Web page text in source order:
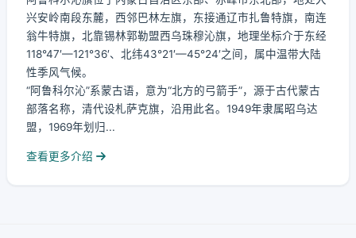
兴安岭南段东麓，西邻巴林左旗，东接通辽市扎鲁特旗，南连
翁牛特旗，北靠锡林郭勒盟西乌珠穆沁旗，地理坐标介于东经
118°47′—121°36′、北纬43°21′—45°24′之间，属中温带大陆
性季风气候。
“阿鲁科尔沁”系蒙古语，意为“北方的弓箭手”，源于古代蒙古
部落名称，清代设札萨克旗，沿用此名。1949年隶属昭乌达
盟，1969年划归...
查看更多介绍